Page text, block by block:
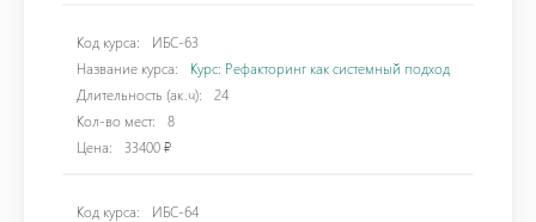
Код курса:
ИБС-63
Название курса:
Курс: Рефакторинг как системный подход
Длительность (ак.ч):
24
Кол-во мест:
8
Цена:
33400 ₽
Код курса:
ИБС-64